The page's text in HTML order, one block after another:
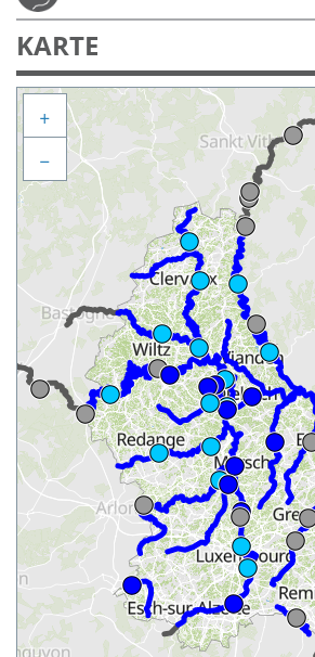
KARTE
+
−